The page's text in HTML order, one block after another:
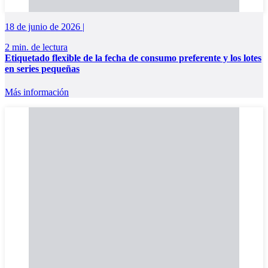
18 de junio de 2026 |
2 min. de lectura
Etiquetado flexible de la fecha de consumo preferente y los lotes
en series pequeñas
Más información